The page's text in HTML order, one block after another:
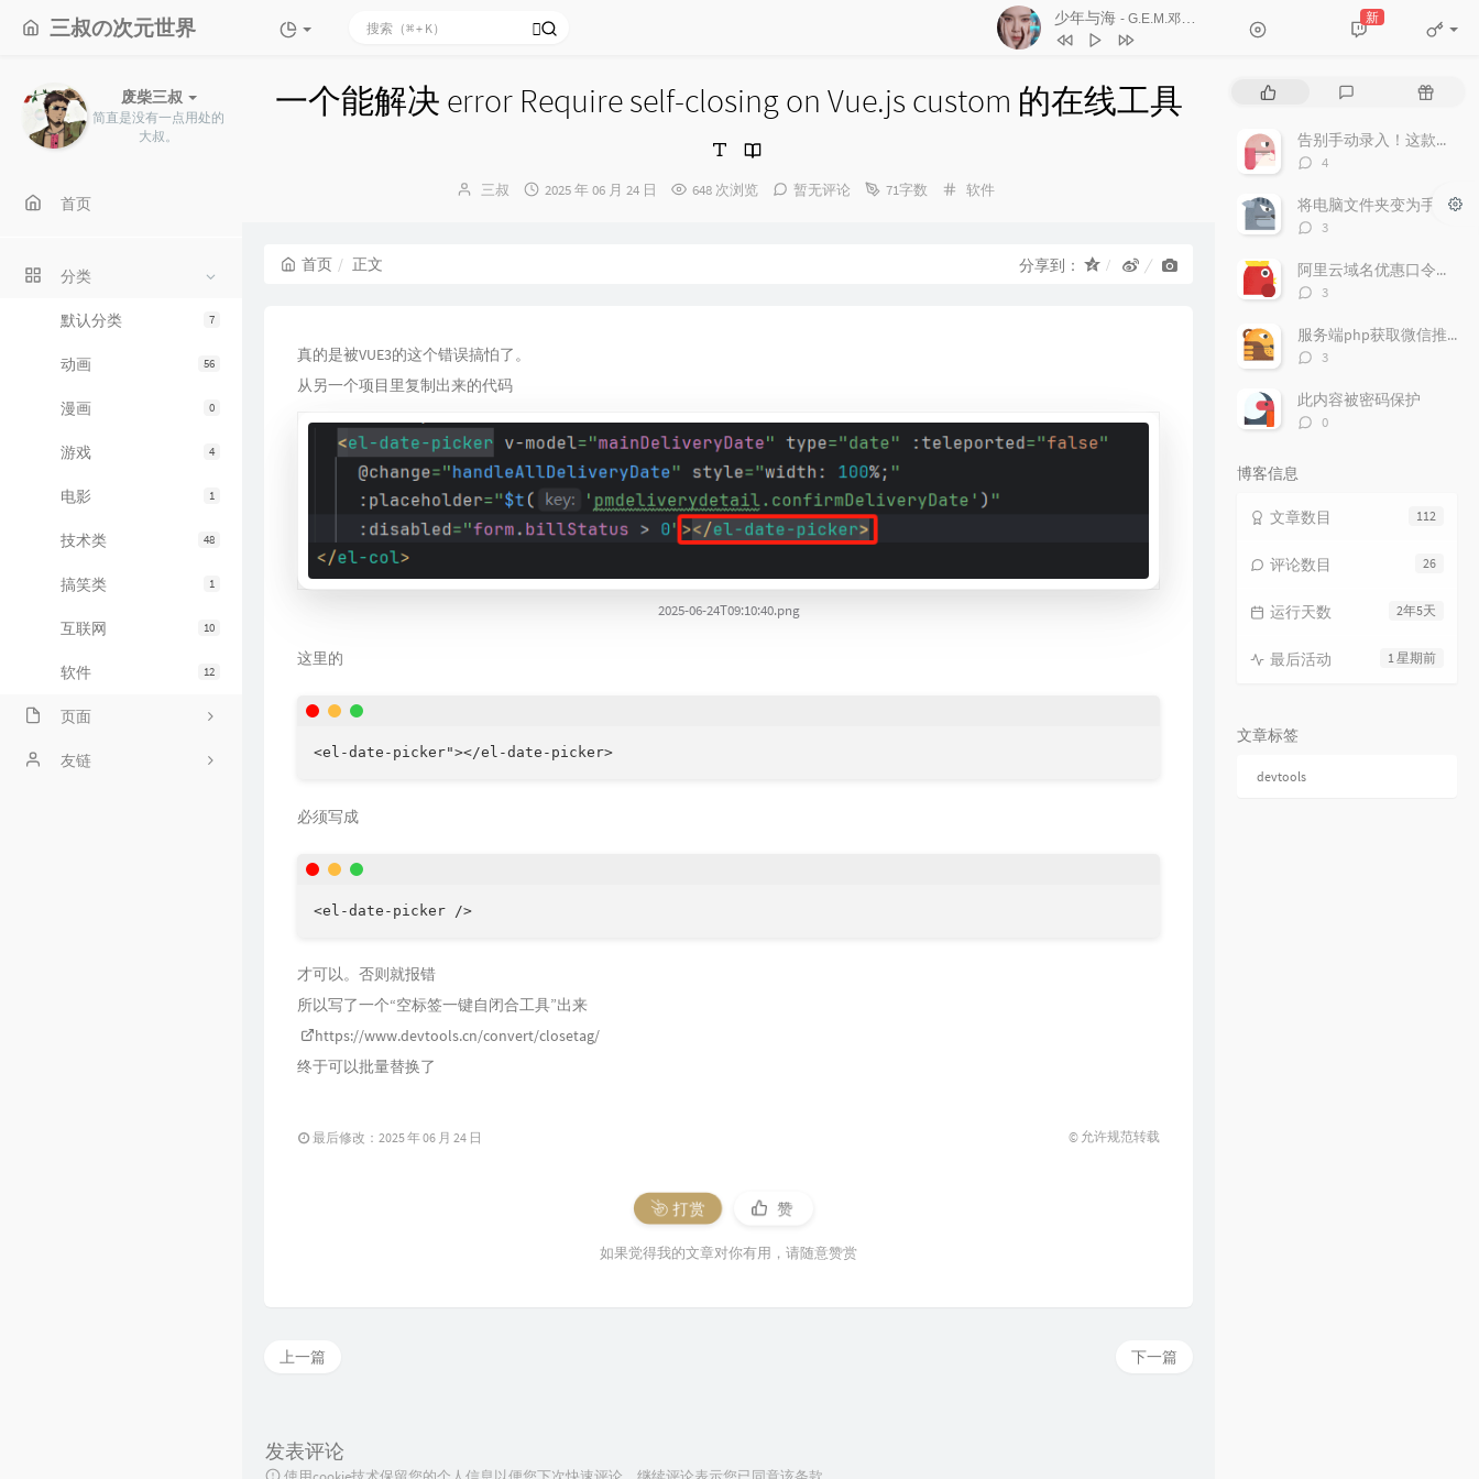
三叔の次元世界 少年与海 - G.E.M.邓紫棋
2 清白之年 (Live)
G.E.M.邓紫棋
Nothings Gonna Change My Love
George Benson
Bootleg)（TØm Remix）
TØm
新
废柴三叔
简直是没有一点用处的
大叔。
首页
分类
7
默认分类
56
动画
0
漫画
4
游戏
1
电影
48
技术类
1
搞笑类
10
互联网
12
软件
页面
关于友链
一个能解决 error Require self-closing on Vue.js custom 的在线工具
博
三叔
发
2025 年 06 月 24 日 648 次浏览 暂无评论 71字数
分
软件
首页 正文 分享到：
真的是被VUE3的这个错误搞怕了。
从另一个项目里复制出来的代码
2025-06-24T09:10:40.png
这里的
<el-date-picker"></el-date-picker>
必须写成
才可以。否则就报错
所以写了一个“空标签一键自闭合工具”出来
https://www.devtools.cn/convert/closetag/
终于可以批量替换了
最后修改：2025 年 06 月 24 日 © 允许规范转载
打赏 赞
如果觉得我的文章对你有用，请随意赞赏
下一篇
上一篇
发表评论
评
随
文告别手动录入！这款轻量级“发票助手”让财务效率翻倍
评
数：
4
评
数：
3
阿里云域名优惠口令（2025年）
评
数：
3
服务端php获取微信推送的信息并解密支持所有php版本
评
数：
3
此内容被密码保护
评
0
博客信息
112
文章数目
26
评论数目
2年5天
运行天数
1 星期前
最后活动
文章标签
devtools